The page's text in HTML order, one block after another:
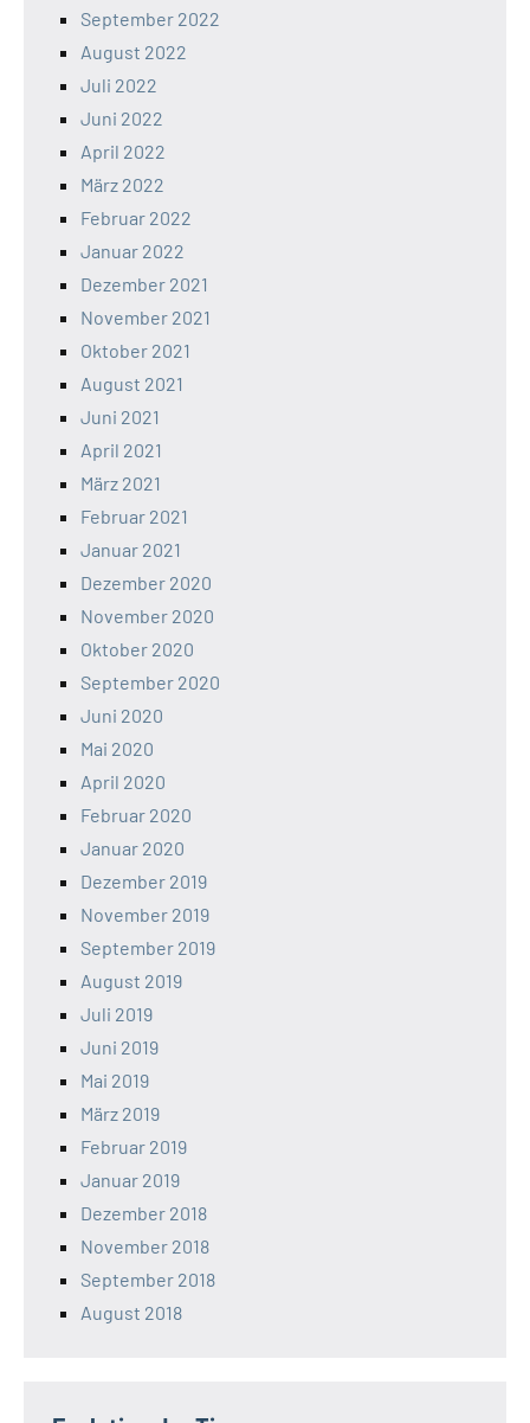
September 2022
August 2022
Juli 2022
Juni 2022
April 2022
März 2022
Februar 2022
Januar 2022
Dezember 2021
November 2021
Oktober 2021
August 2021
Juni 2021
April 2021
März 2021
Februar 2021
Januar 2021
Dezember 2020
November 2020
Oktober 2020
September 2020
Juni 2020
Mai 2020
April 2020
Februar 2020
Januar 2020
Dezember 2019
November 2019
September 2019
August 2019
Juli 2019
Juni 2019
Mai 2019
März 2019
Februar 2019
Januar 2019
Dezember 2018
November 2018
September 2018
August 2018